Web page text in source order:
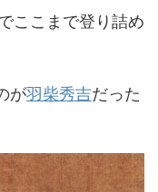
ここまで登り詰め
が羽柴秀吉だった